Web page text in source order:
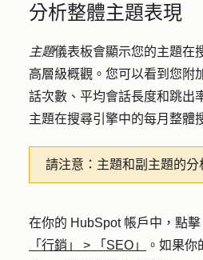
分析整體主題表現
主題儀表板會顯示您的主題在
高層級概觀。您可以看到您附
話次數、平均會話長度和跳出
主題在搜尋引擎中的每月整體
請注意： 主題和副主題的分
在你的 HubSpot 帳戶中，點擊
「行銷」
> 「SEO」 。如果你